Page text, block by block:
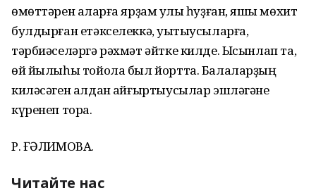
өмөттәрен аҡларға ярҙам ҡулы һуҙған, яҡшы мөхит
булдырған етәкселеккә, уҡытыусыларға,
тәрбиәселәргә рәхмәт әйтке килде. Ысынлап та,
өй йылыһы тойола был йортта. Балаларҙың
киләсәген алдан ҡайғыртыусылар эшләгәне
күренеп тора.
Р. ҒӘЛИМОВА.
Читайте нас